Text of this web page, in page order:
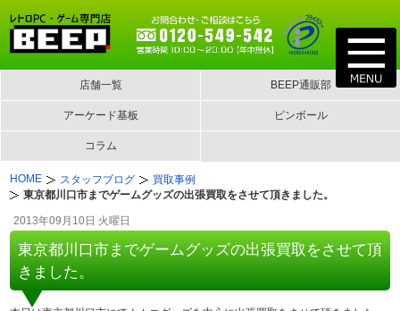
店舗一覧 BEEP通販部
アーケード基板 ピンボール
コラム
HOME スタッフブログ
買取事例
東京都川口市までゲームグッズの出張買取をさせて頂きました。
2013年09月10日 火曜日
東京都川口市までゲームグッズの出張買取をさせて頂
きました。